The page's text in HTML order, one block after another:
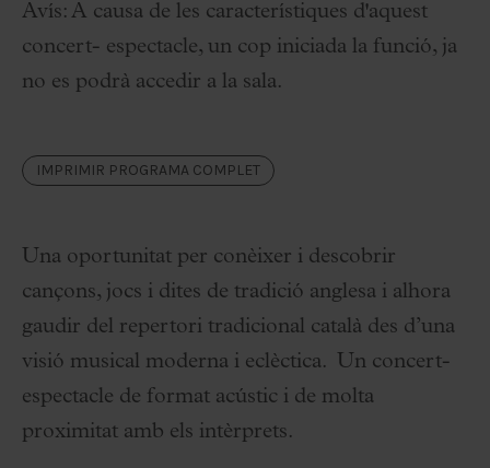
Avís: A causa de les característiques d'aquest
concert- espectacle, un cop iniciada la funció, ja
no es podrà accedir a la sala.
IMPRIMIR PROGRAMA COMPLET
Una oportunitat per conèixer i descobrir
cançons, jocs i dites de tradició anglesa i alhora
gaudir del repertori tradicional català des d’una
visió musical moderna i eclèctica. Un concert-
espectacle de format acústic i de molta
proximitat amb els intèrprets.